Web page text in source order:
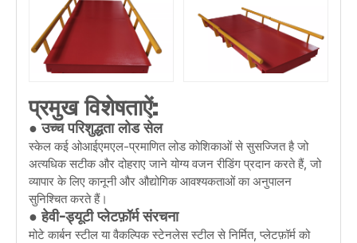
प्रमुख विशेषताऐं:
● उच्च परिशुद्धता लोड सेल
स्केल कई ओआईएमएल-प्रमाणित लोड कोशिकाओं से सुसज्जित है जो
अत्यधिक सटीक और दोहराए जाने योग्य वजन रीडिंग प्रदान करते हैं, जो
व्यापार के लिए कानूनी और औद्योगिक आवश्यकताओं का अनुपालन
सुनिश्चित करते हैं।
● हेवी-ड्यूटी प्लेटफ़ॉर्म संरचना
मोटे कार्बन स्टील या वैकल्पिक स्टेनलेस स्टील से निर्मित, प्लेटफ़ॉर्म को